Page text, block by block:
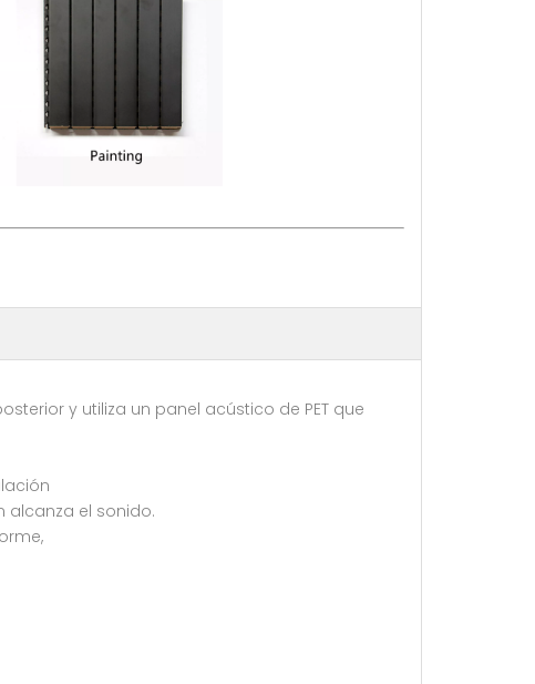
y utiliza un panel acústico de PET que
el sonido.